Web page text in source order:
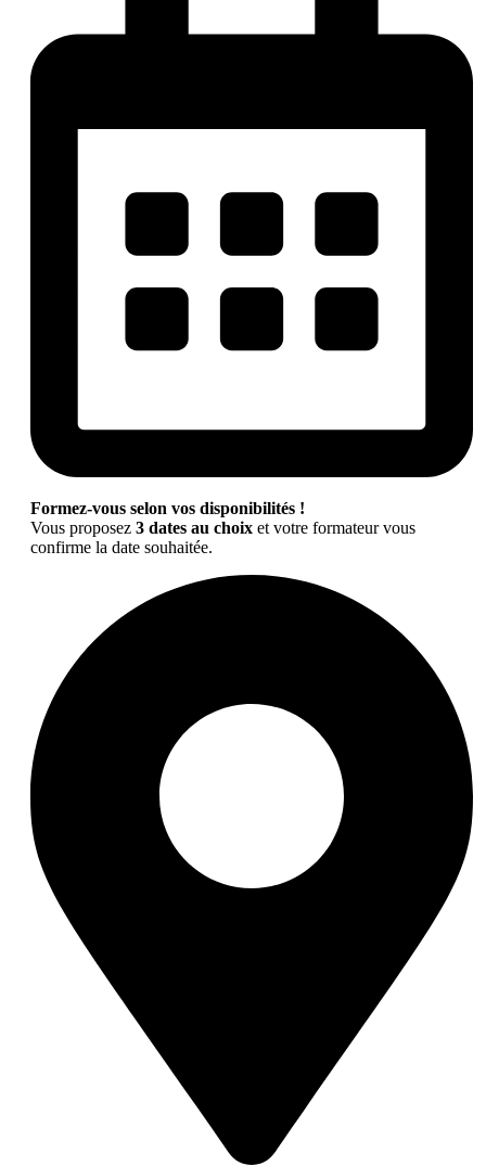
Formez-vous selon vos disponibilités !
Vous proposez 3 dates au choix et votre formateur vous
confirme la date souhaitée.